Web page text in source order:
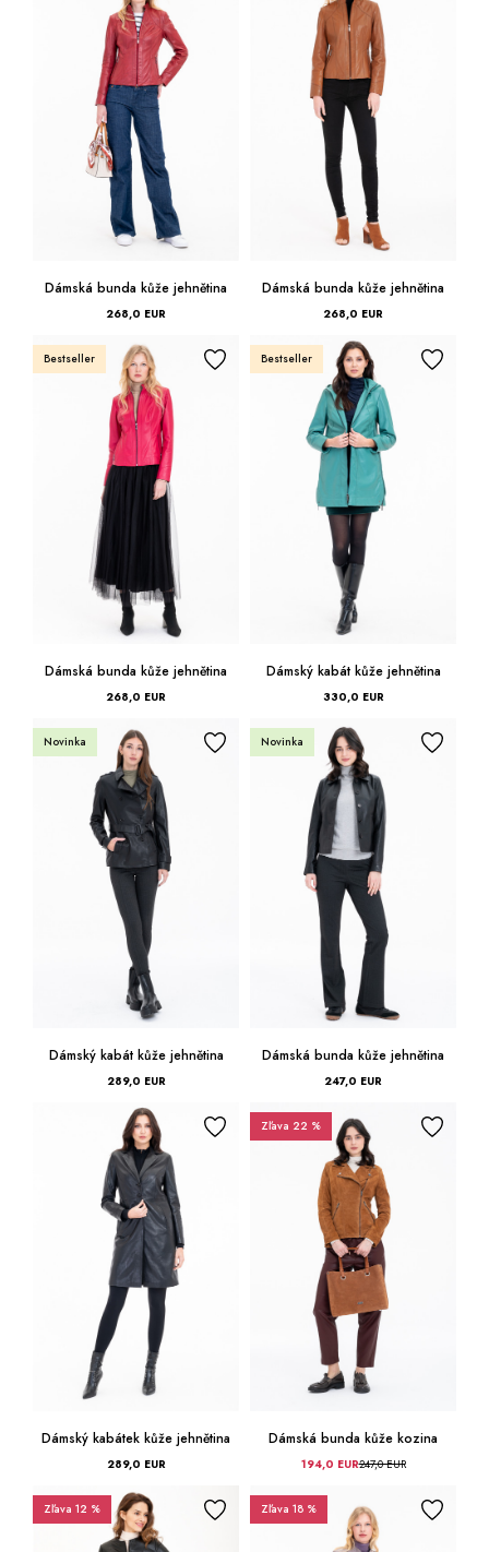
Kufre -21 % Predajne
Kara klub
Darčekové poukazy
Zľavy
Bundy a kabáty -50 %
Česky Slovensky
Od najdrahšieho
Biela
Béžová
Hnedá
Ostatné
Fialová
Modrá
Tmavo
zelená
Žltá
50
Dámská bunda kůže jehnětina
268,0 EUR
Dámská bunda kůže jehnětina
268,0 EUR
Bestseller
Dámská bunda kůže jehnětina
268,0 EUR
Bestseller
Dámský kabát kůže jehnětina
330,0 EUR
Novinka
Dámský kabát kůže jehnětina
289,0 EUR
Novinka
Dámská bunda kůže jehnětina
247,0 EUR
Dámský kabátek kůže jehnětina
289,0 EUR
Zľava 22 %
Dámská bunda kůže kozina
194,0 EUR247,0 EUR
Zľava 12 % Zľava 18 %